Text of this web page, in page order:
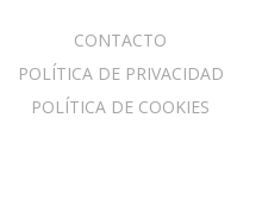
CONTACTO
POLÍTICA DE PRIVACIDAD
POLÍTICA DE COOKIES